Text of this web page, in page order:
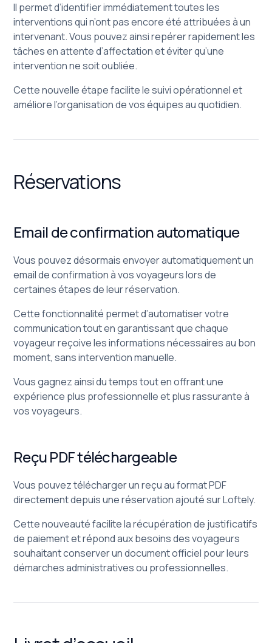
Il permet d’identifier immédiatement toutes les
interventions qui n’ont pas encore été attribuées à un
intervenant. Vous pouvez ainsi repérer rapidement les
tâches en attente d’affectation et éviter qu’une
intervention ne soit oubliée.
Cette nouvelle étape facilite le suivi opérationnel et
améliore l’organisation de vos équipes au quotidien.
Réservations
Email de confirmation automatique
Vous pouvez désormais envoyer automatiquement un
email de confirmation à vos voyageurs lors de
certaines étapes de leur réservation.
Cette fonctionnalité permet d’automatiser votre
communication tout en garantissant que chaque
voyageur reçoive les informations nécessaires au bon
moment, sans intervention manuelle.
Vous gagnez ainsi du temps tout en offrant une
expérience plus professionnelle et plus rassurante à
vos voyageurs.
Reçu PDF téléchargeable
Vous pouvez télécharger un reçu au format PDF
directement depuis une réservation ajouté sur Loftely.
Cette nouveauté facilite la récupération de justificatifs
de paiement et répond aux besoins des voyageurs
souhaitant conserver un document officiel pour leurs
démarches administratives ou professionnelles.